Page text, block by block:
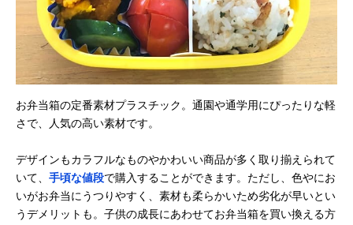
お弁当箱の定番素材プラスチック。通園や通学用にぴったりな軽
さで、人気の高い素材です。
デザインもカラフルなものやかわいい商品が多く取り揃えられて
いて、 手頃な値段で購入することができます。ただし、色やにお
いがお弁当にうつりやすく、素材も柔らかいため劣化が早いとい
うデメリットも。子供の成長にあわせてお弁当箱を買い換える方